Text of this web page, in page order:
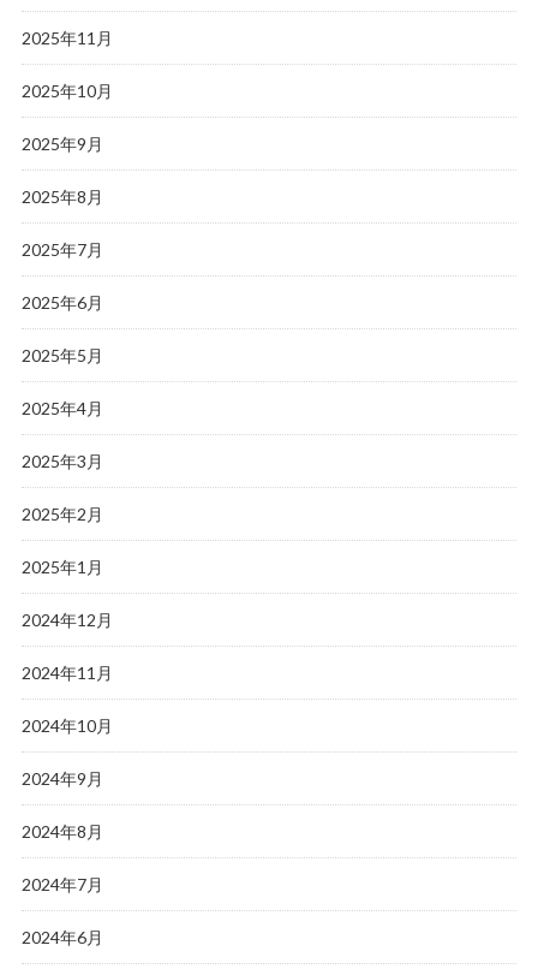
2025年11月
2025年10月
2025年9月
2025年8月
2025年7月
2025年6月
2025年5月
2025年4月
2025年3月
2025年2月
2025年1月
2024年12月
2024年11月
2024年10月
2024年9月
2024年8月
2024年7月
2024年6月